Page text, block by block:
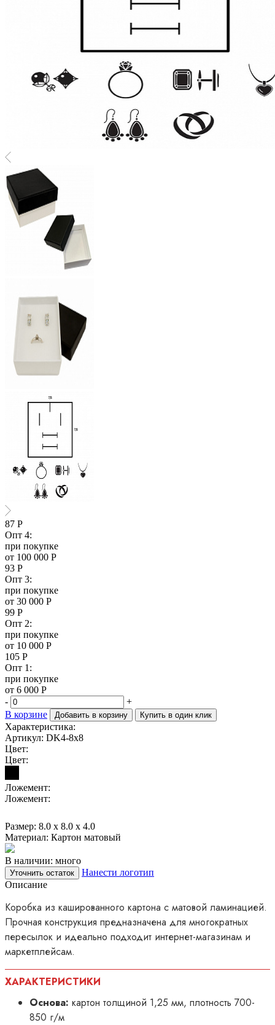
87 Р
Опт 4:
при покупке
от 100 000 Р
93 Р
Опт 3:
при покупке
от 30 000 Р
99 Р
Опт 2:
при покупке
от 10 000 Р
105 Р
Опт 1:
при покупке
от 6 000 Р
-
+
В корзине
Добавить в корзину Купить в один клик
Характеристика:
Артикул: DK4-8x8
Цвет:
Цвет:
Ложемент:
Ложемент:
Размер: 8.0 x 8.0 x 4.0
Материал: Картон матовый
В наличии: много
Уточнить остаток
Нанести логотип
Описание
Коробка из кашированного картона с матовой ламинацией.
Прочная конструкция предназначена для многократных
пересылок и идеально подходит интернет-магазинам и
маркетплейсам.
ХАРАКТЕРИСТИКИ
Основа: картон толщиной 1,25 мм, плотность 700-
850 г/м